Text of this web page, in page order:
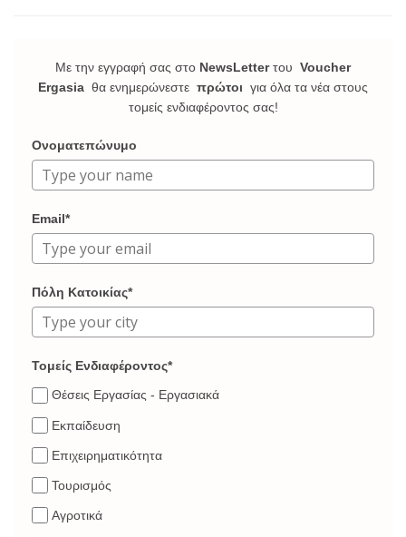
Με την εγγραφή σας στο NewsLetterτου Voucher
Ergasia θα ενημερώνεστε πρώτοι για όλα τα νέα στους
τομείς ενδιαφέροντος σας!
Ονοματεπώνυμο
Email*
Πόλη Κατοικίας*
Τομείς Ενδιαφέροντος*
Θέσεις Εργασίας - Εργασιακά
Εκπαίδευση
Επιχειρηματικότητα
Τουρισμός
Αγροτικά